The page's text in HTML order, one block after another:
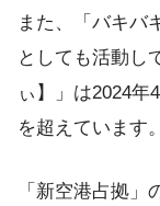
また、「バキバ
としても活動し
ぃ】」は2024年
を超えています。
「新空港占拠